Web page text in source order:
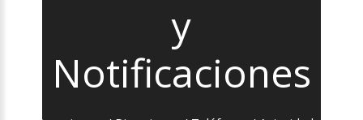
y
Notificaciones